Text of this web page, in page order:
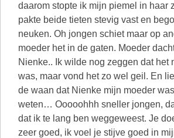
daarom stopte ik mijn piemel in haar
pakte beide tieten stevig vast en
neuken. Oh jongen schiet maar op
moeder het in de gaten. Moeder
Nienke.. Ik wilde nog zeggen dat het
was, maar vond het zo wel geil. En
de waan dat Nienke mijn moeder
weten… Ooooohhh sneller jongen,
dat ik te lang ben weggeweest. Je
zeer goed, ik voel je stijve goed in